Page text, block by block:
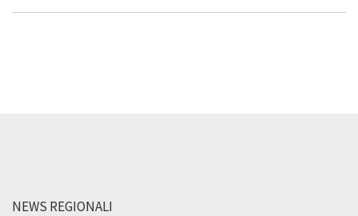
NEWS REGIONALI